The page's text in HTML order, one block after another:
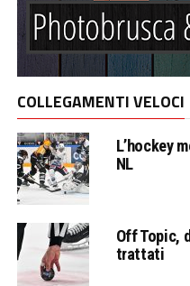
COLLEGAMENTI VELOCI
L’hockey
NL
Off Topic,
trattati